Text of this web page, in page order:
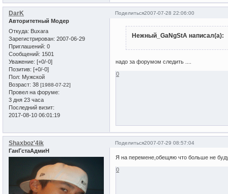
Поделиться2007-07-28 22:06:00
DarK
Авторитетный Модер
Откуда: Buxara
Зарегистрирован: 2007-06-29
Приглашений: 0
Сообщений: 1501
Уважение: [+0/-0]
Позитив: [+0/-0]
Пол: Мужской
Возраст: 38 [1988-07-22]
Провел на форуме:
3 дня 23 часа
Последний визит:
2017-08-10 06:01:19
Нежный_GaNgStA написал(а):
надо за форумом следить ....
0
Поделиться2007-07-29 08:57:04
Shaxboz'4ik
ГанГстаАдмиН
Я на перемене,обещяю что больше не
0